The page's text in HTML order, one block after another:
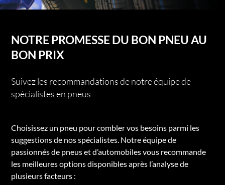
NOTRE PROMESSE DU BON PNEU AU
BON PRIX
Suivez les recommandations de notre équipe de
spécialistes en pneus
Choisissez un pneu pour combler vos besoins parmi les
suggestions de nos spécialistes. Notre équipe de
passionnés de pneus et d’automobiles vous recommande
les meilleures options disponibles après l’analyse de
plusieurs facteurs :